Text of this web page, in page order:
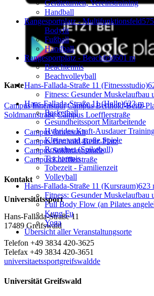
Geräteturnen, Vereinstraining
Handball
Rangesportplatz - Multifunktionsfeld
Bodyfit
Fußball
Handball
Rangesportplatz - Beachfeld601 m
Beachtennis
Beachvolleyball
Hans-Fallada-Straße 11 (Fitnessstudio)
Fitness: Gesunder Muskelaufbau
Hans-Fallada-Straße 11 (Halle)623 m
Basketball
Gesundheitssport Mitarbeitende
Hybrides Kraft-Ausdauer
Kleine und große Spiele
Roundnet (Spikeball)
Tischtennis
Tobezeit - Familienzeit
Volleyball
Hans-Fallada-Straße 11 (Kursraum)623
Fitness: Gesunder Muskelaufbau
Full Body Flow (an Pilates
Kung Fu
Yoga
Übersicht aller Veranstaltungsorte
Karte
Campus Innenstadt Campus Berthold-Beitz-
Soldmannstraße Campus Loefflerstraße
Campus Innenstadt
Campus Berthold-Beitz-Platz
Campus Soldmannstraße
Campus Loefflerstraße
Kontakt
Universitätssport
Hans-Fallada-Straße 11
17489 Greifswald
Telefon +49 3834 420-3625
Telefax +49 3834 420-3651
universitaetssportgreifswaldde
Universität Greifswald